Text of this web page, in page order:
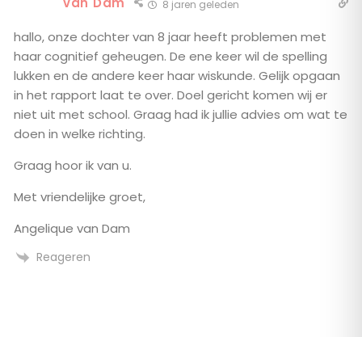
8 jaren geleden
hallo, onze dochter van 8 jaar heeft problemen met
haar cognitief geheugen. De ene keer wil de spelling
lukken en de andere keer haar wiskunde. Gelijk opgaan
in het rapport laat te over. Doel gericht komen wij er
niet uit met school. Graag had ik jullie advies om wat te
doen in welke richting.
Graag hoor ik van u.
Met vriendelijke groet,
Angelique van Dam
Reageren